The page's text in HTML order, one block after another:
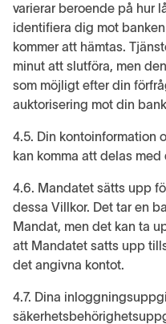
varierar beroende på hur
identifiera dig mot
kommer att hämtas.
minut att slutföra, men
som möjligt efter din
auktorisering mot din
4.5. Din kontoinformation
kan komma att delas med
4.6. Mandatet sätts upp
dessa Villkor. Det tar en
Mandat, men det kan ta
att Mandatet satts upp
det angivna kontot.
4.7. Dina